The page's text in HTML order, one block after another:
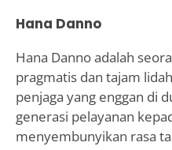
Hana Danno
Hana Danno adalah
pragmatis dan tajam
penjaga yang enggan di
generasi pelayanan
menyembunyikan rasa